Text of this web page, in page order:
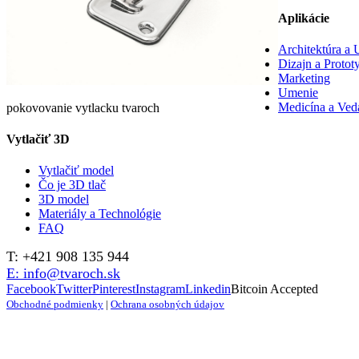
pokovovanie vytlacku tvaroch
Aplikácie
Architektúra a
Dizajn a
Marketing
Umenie
Medicína a
Vytlačiť 3D
Vytlačiť model
Čo je 3D tlač
3D model
Materiály a Technológie
FAQ
T: +421 908 135 944
E: info@tvaroch.sk
FacebookTwitterPinterestInstagramLinkedinBitcoin Accepted
Obchodné podmienky Ochrana osobných údajov